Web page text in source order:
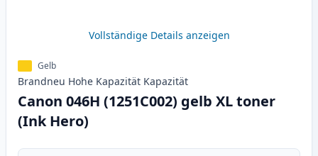
Vollständige Details anzeigen
Gelb
Brandneu Hohe Kapazität Kapazität
Canon 046H (1251C002) gelb XL toner
(Ink Hero)